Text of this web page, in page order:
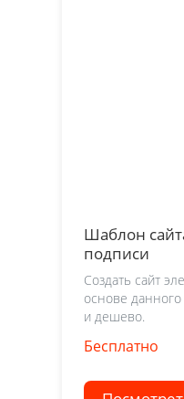
Шаблон
подписи
Создать сайт
основе
и дешево.
Бесплатно